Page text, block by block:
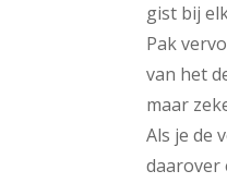
gist bij
Pak
van het
maar
Als je de
daarover